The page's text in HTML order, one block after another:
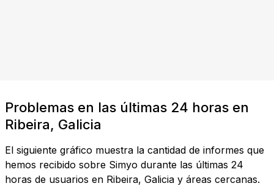
Problemas en las últimas 24 horas en
Ribeira, Galicia
El siguiente gráfico muestra la cantidad de informes que
hemos recibido sobre Simyo durante las últimas 24
horas de usuarios en Ribeira, Galicia y áreas cercanas.